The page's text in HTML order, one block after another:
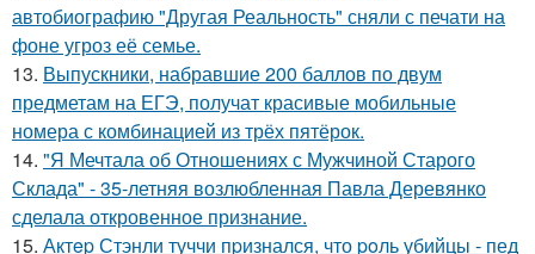
автобиографию "Другая Реальность" сняли с печати на
фоне угроз её семье.
13. Выпускники, набравшие 200 баллов по двум
предметам на ЕГЭ, получат красивые мобильные
номера с комбинацией из трёх пятёрок.
14. "Я Мечтала об Отношениях с Мужчиной Старого
Склада" - 35-летняя возлюбленная Павла Деревянко
сделала откровенное признание.
15. Актep Стэнли туччи пpизнался, что poль убийцы - пед